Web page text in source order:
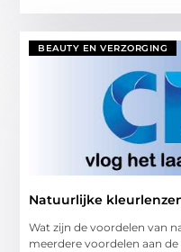
BEAUTY EN VERZORGING
Natuurlijke
Wat zijn de voordelen van
meerdere voordelen aan